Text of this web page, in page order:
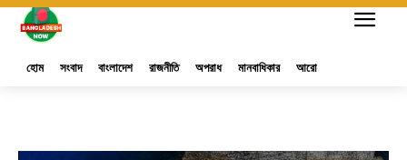
হোম সংবাদ বাংলাদেশ রাজনীতি অপরাধ মানবাধিকার আরো